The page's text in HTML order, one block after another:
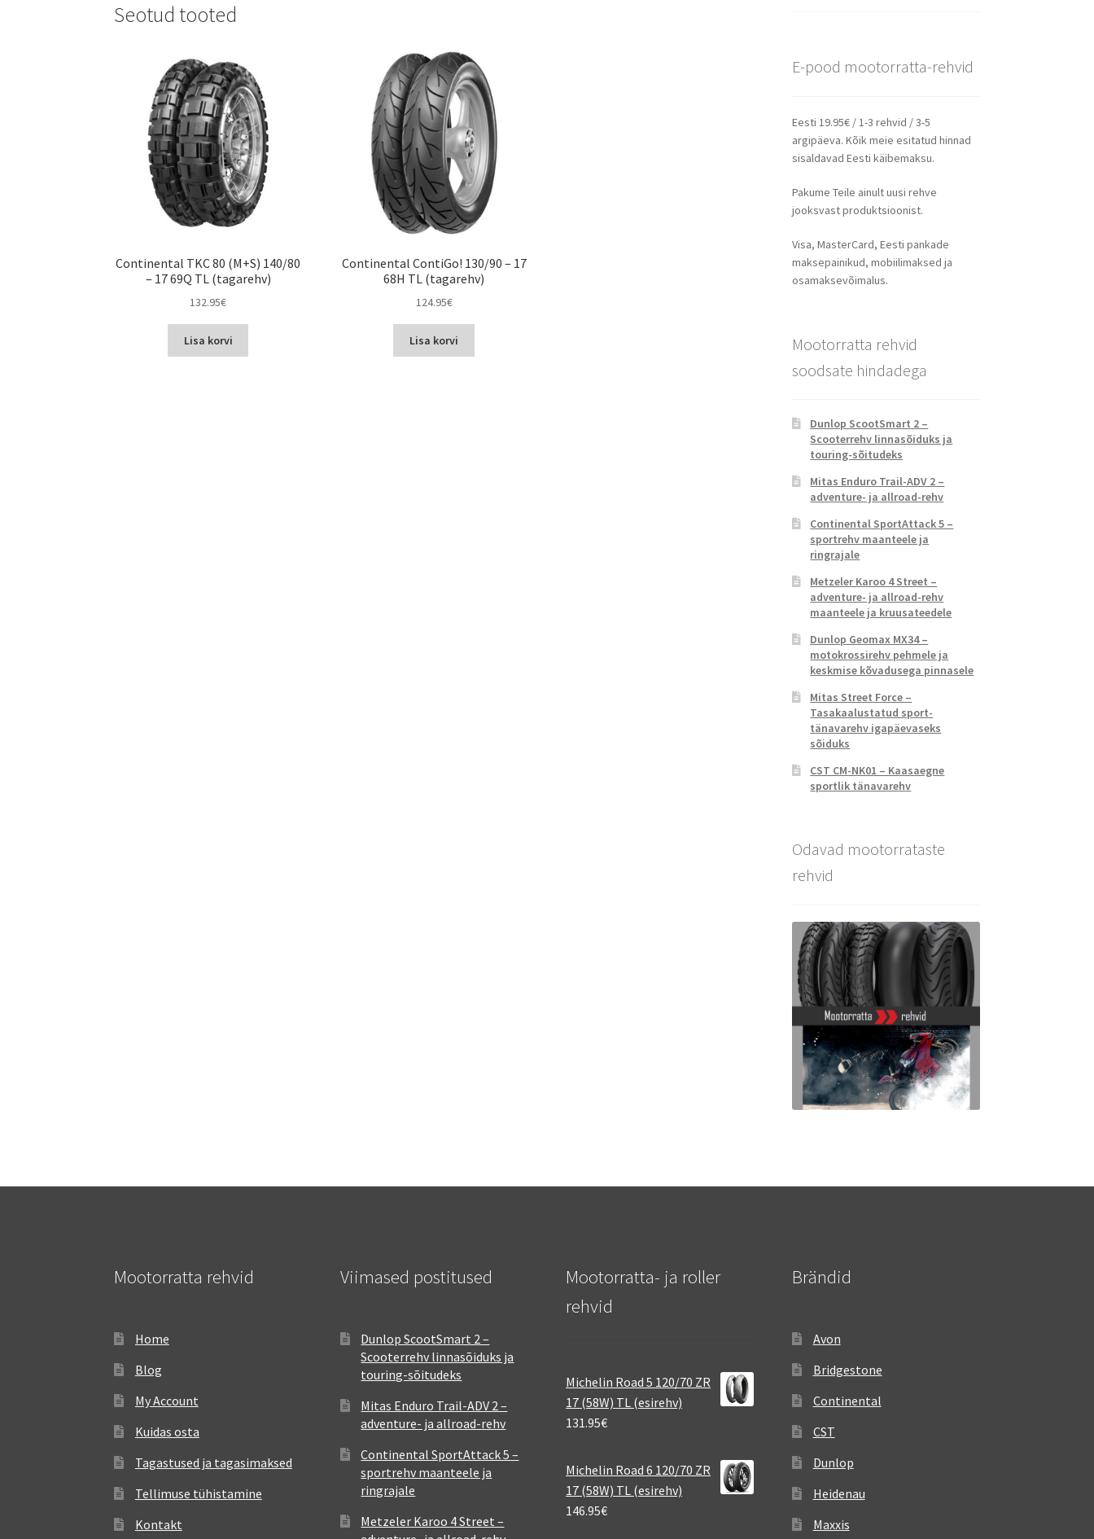
Seotud tooted
Continental TKC 80 (M+S) 140/80
– 17 69Q TL (tagarehv)
132.95€
Lisa korvi
Continental ContiGo! 130/90 – 17
68H TL (tagarehv)
124.95€
Lisa korvi
E-pood mootorratta-rehvid
Eesti 19.95€ / 1-3 rehvid / 3-5
argipäeva. Kõik meie esitatud hinnad
sisaldavad Eesti käibemaksu.
Pakume Teile ainult uusi rehve
jooksvast produktsioonist.
Visa, MasterCard, Eesti pankade
maksepainikud, mobiilimaksed ja
osamaksevõimalus.
Mootorratta rehvid
soodsate hindadega
Dunlop ScootSmart 2 –
Scooterrehv linnasõiduks ja
touring-sõitudeks
Mitas Enduro Trail-ADV 2 –
adventure- ja allroad-rehv
Continental SportAttack 5 –
sportrehv maanteele ja
ringrajale
Metzeler Karoo 4 Street –
adventure- ja allroad-rehv
maanteele ja kruusateedele
Dunlop Geomax MX34 –
motokrossirehv pehmele ja
keskmise kõvadusega pinnasele
Mitas Street Force –
Tasakaalustatud sport-
tänavarehv igapäevaseks
sõiduks
CST CM-NK01 – Kaasaegne
sportlik tänavarehv
Odavad mootorrataste
rehvid
Mootorratta rehvid
Home
Blog
My Account
Kuidas osta
Tagastused ja tagasimaksed
Tellimuse tühistamine
Kontakt
Viimased postitused
Dunlop ScootSmart 2 –
Scooterrehv linnasõiduks ja
touring-sõitudeks
Mitas Enduro Trail-ADV 2 –
adventure- ja allroad-rehv
Continental SportAttack 5 –
sportrehv maanteele ja
ringrajale
Metzeler Karoo 4 Street –
Mootorratta- ja roller
rehvid
Michelin Road 5 120/70 ZR
17 (58W) TL (esirehv)
131.95€
Michelin Road 6 120/70 ZR
17 (58W) TL (esirehv)
146.95€
Brändid
Avon
Bridgestone
Continental
CST
Dunlop
Heidenau
Maxxis